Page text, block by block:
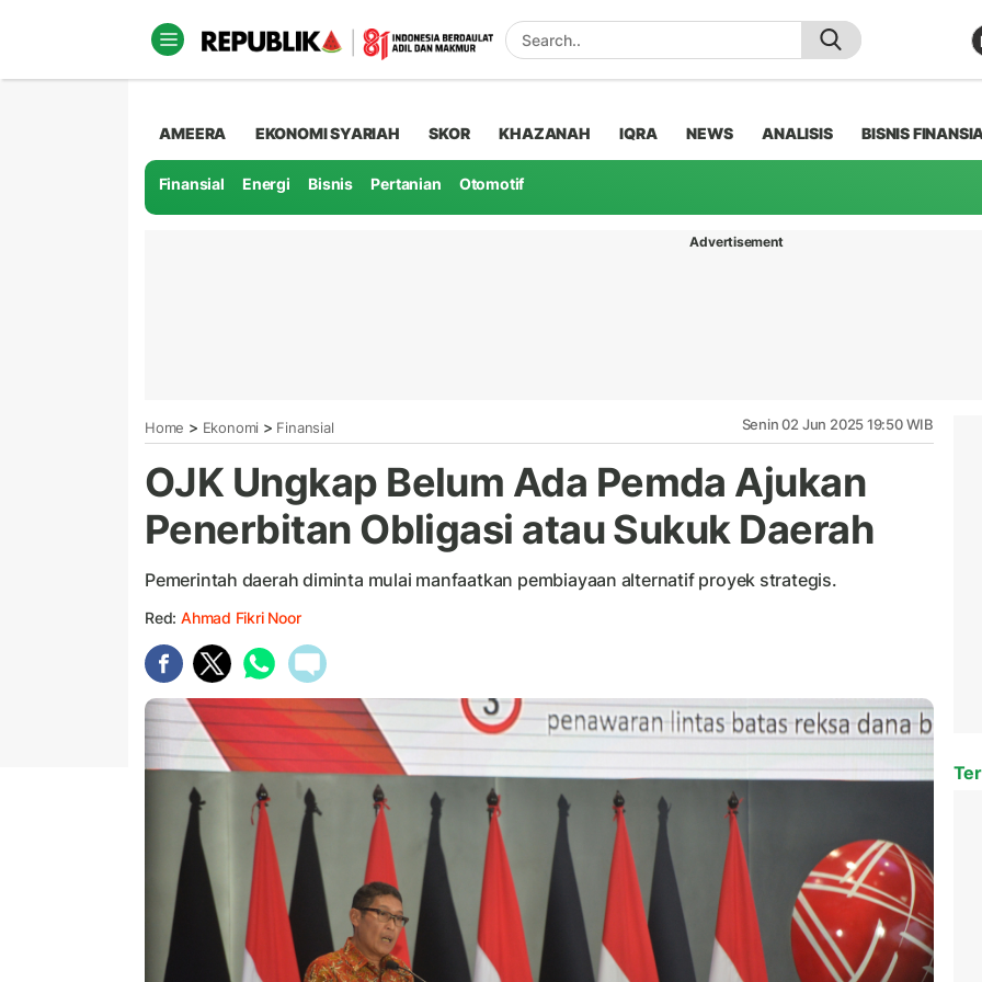
AMEERA EKONOMI SYARIAH SKOR KHAZANAH IQRA NEWS ANALISIS BISNIS
Finansial Energi Bisnis Pertanian Otomotif
Advertisement
Home > Ekonomi > Finansial Senin 02 Jun 2025 19:50 WIB
OJK Ungkap Belum Ada Pemda Ajukan
Penerbitan Obligasi atau Sukuk Daerah
Pemerintah daerah diminta mulai manfaatkan pembiayaan alternatif proyek strategis.
Red: Ahmad Fikri Noor